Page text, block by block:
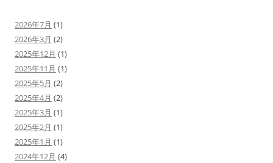
2026年7月 (1)
2026年3月 (2)
2025年12月 (1)
2025年11月 (1)
2025年5月 (2)
2025年4月 (2)
2025年3月 (1)
2025年2月 (1)
2025年1月 (1)
2024年12月 (4)